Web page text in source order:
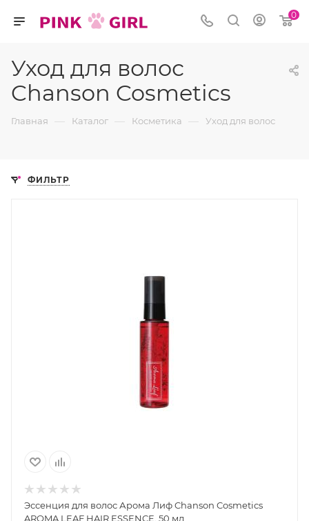
0
Уход для волос
Chanson Cosmetics
Главная — Каталог — Косметика — Уход для волос
ФИЛЬТР
Эссенция для волос Арома Лиф Chanson Cosmetics
AROMA LEAF HAIR ESSENCE, 50 мл